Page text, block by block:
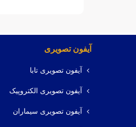
آیفون تصویری
آیفون تصویری تابا
آیفون تصویری الکتروپیک
آیفون تصویری سیماران